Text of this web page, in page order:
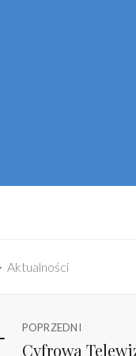
Categories
Aktualności
Previous
POPRZEDNI
Cyfrowa